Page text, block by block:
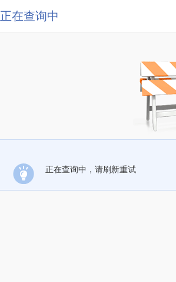
正在查询中
正在查询中，请刷新重试